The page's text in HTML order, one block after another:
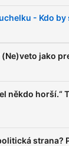
- Kdo by
(Ne)veto jako
někdo horší.“
strana?